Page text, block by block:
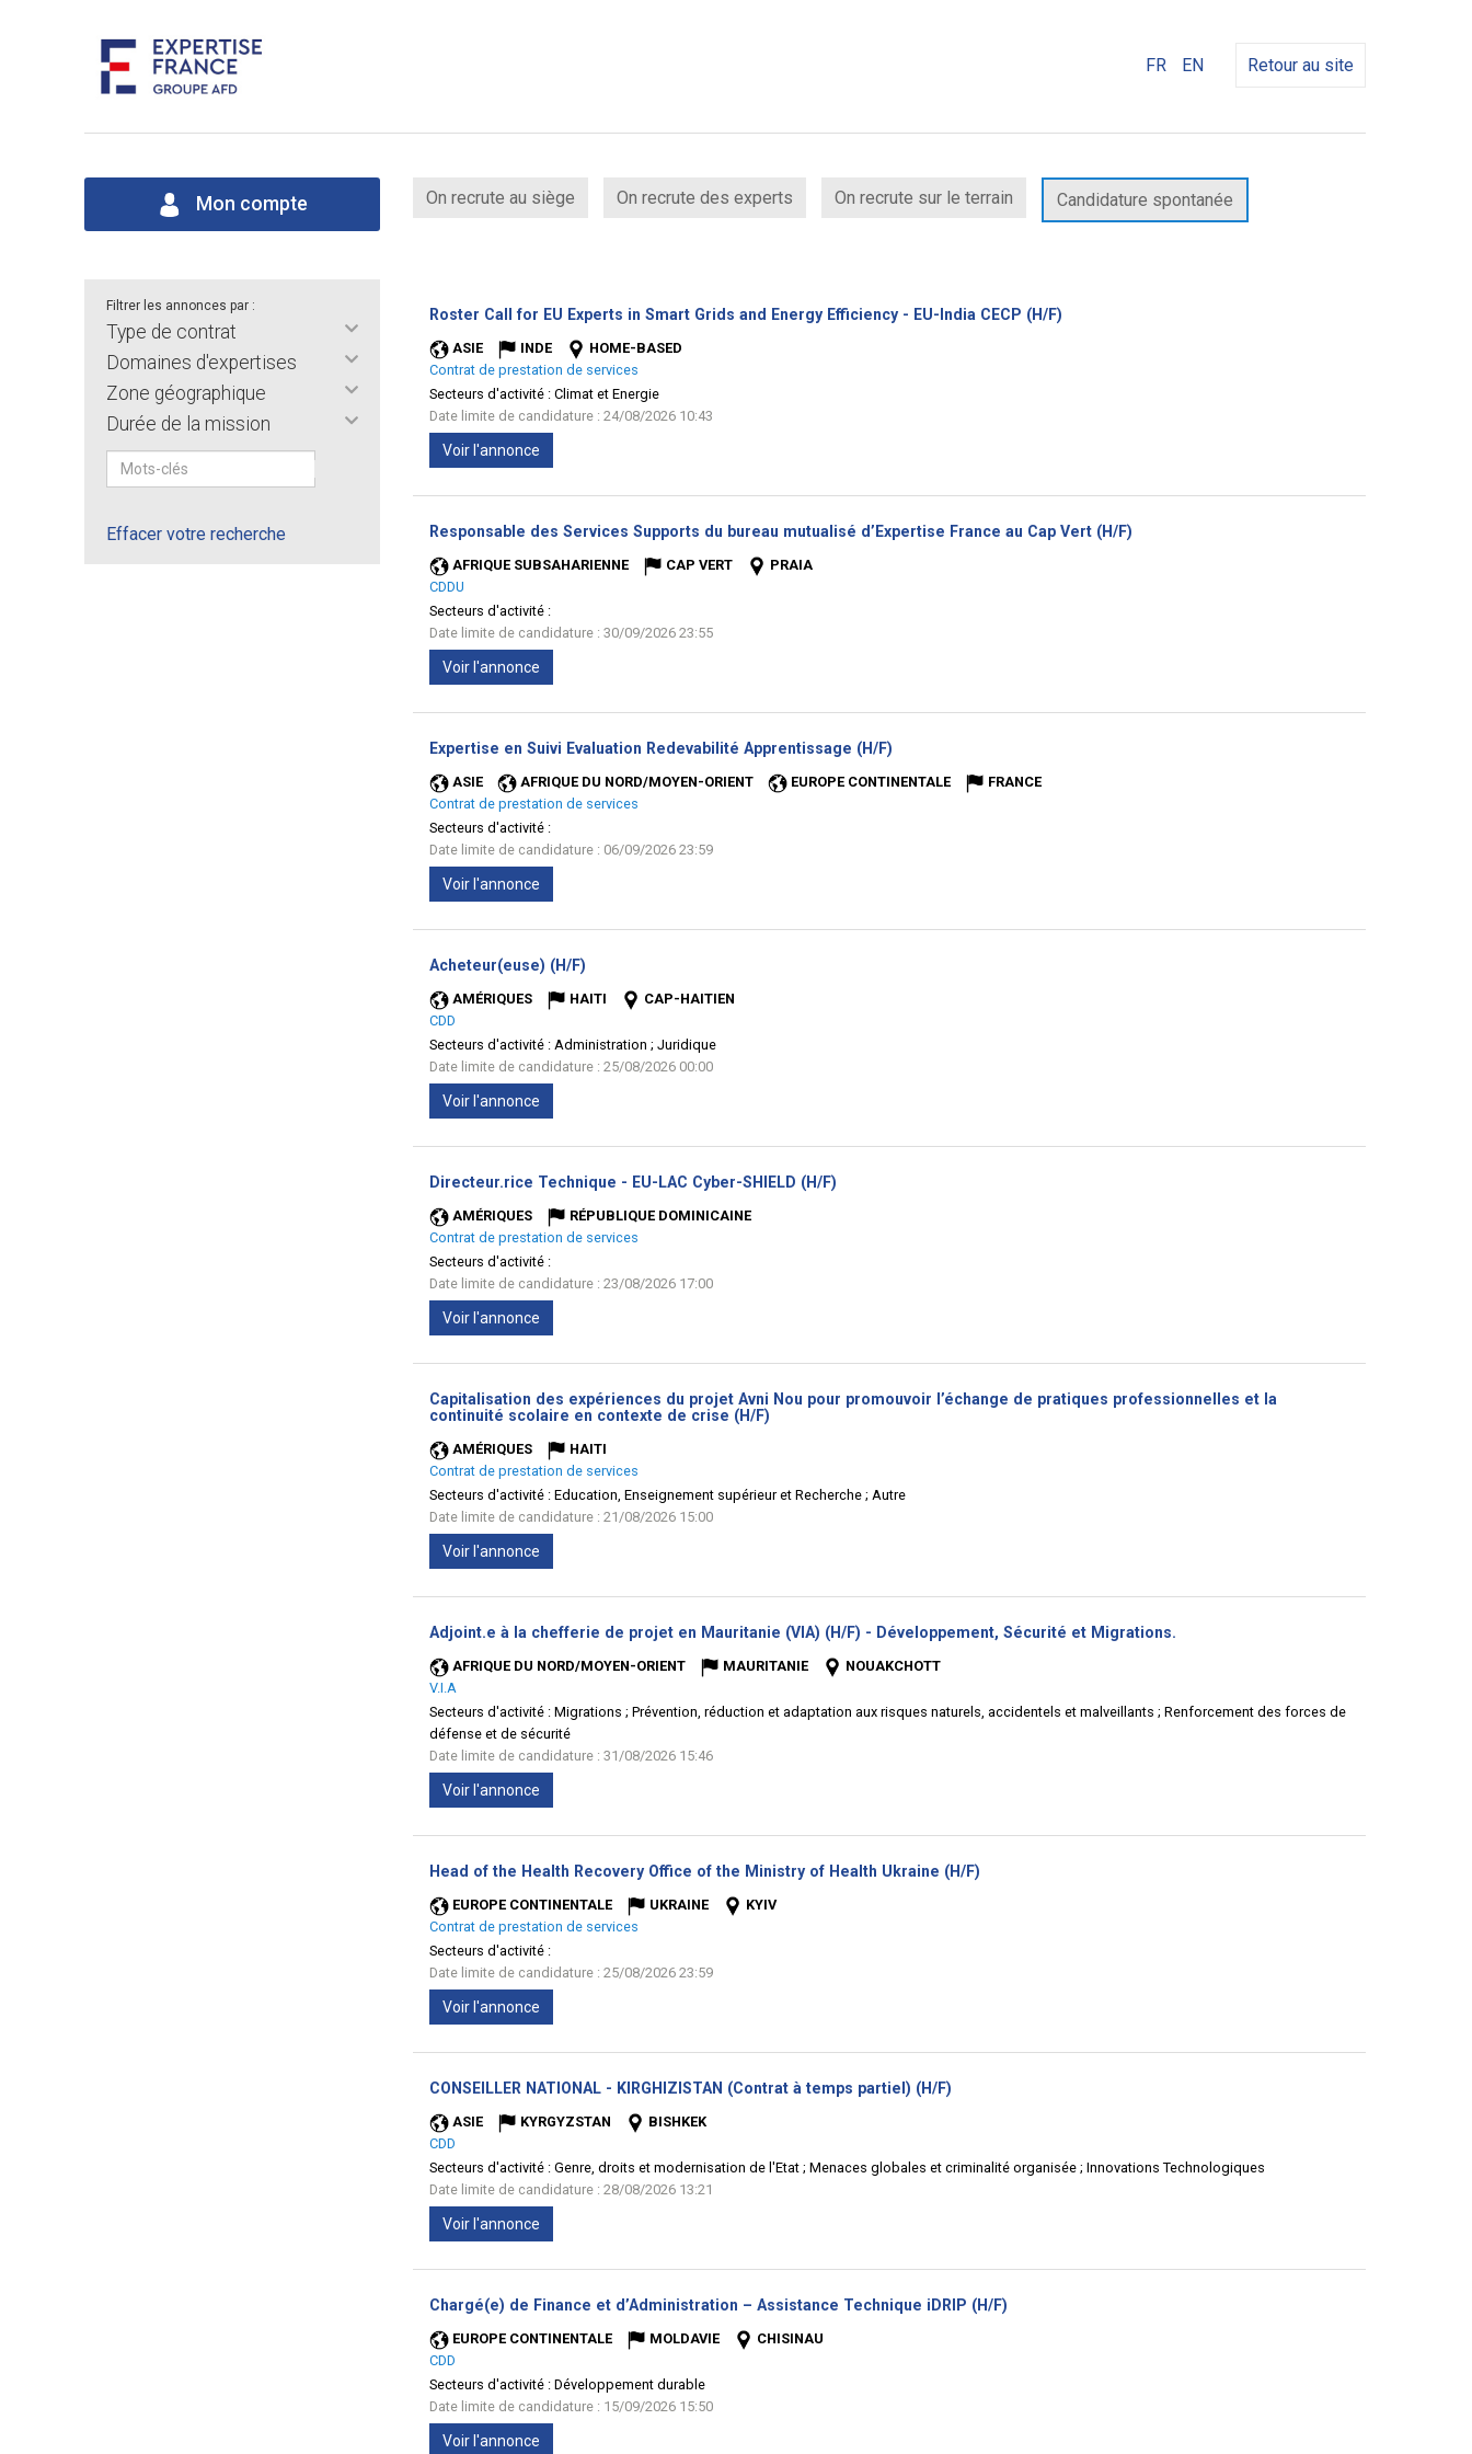
FR EN Retour au site
Mon compte On recrute au siège On recrute des experts On recrute sur le terrain Candidature spontanée
Filtrer les annonces par :
Type de contrat
Domaines d'expertises
Zone géographique
Durée de la mission
Effacer votre recherche
Roster Call for EU Experts in Smart Grids and Energy Efficiency - EU-India CECP (H/F)
ASIE INDE
HOME-BASED
Contrat de prestation de services
Secteurs d'activité : Climat et Energie
Date limite de candidature : 24/08/2026 10:43
Voir l'annonce
Responsable des Services Supports du bureau mutualisé d’Expertise France au Cap Vert (H/F)
AFRIQUE SUBSAHARIENNE CAP VERT
PRAIA
CDDU
Secteurs d'activité :
Date limite de candidature : 30/09/2026 23:55
Voir l'annonce
Expertise en Suivi Evaluation Redevabilité Apprentissage (H/F)
ASIE AFRIQUE DU NORD/MOYEN-ORIENT EUROPE CONTINENTALE
FRANCE
Contrat de prestation de services
Secteurs d'activité :
Date limite de candidature : 06/09/2026 23:59
Voir l'annonce
Acheteur(euse) (H/F)
AMÉRIQUES HAITI
CAP-HAITIEN
CDD
Secteurs d'activité : Administration ; Juridique
Date limite de candidature : 25/08/2026 00:00
Voir l'annonce
Directeur.rice Technique - EU-LAC Cyber-SHIELD (H/F)
AMÉRIQUES
RÉPUBLIQUE DOMINICAINE
Contrat de prestation de services
Secteurs d'activité :
Date limite de candidature : 23/08/2026 17:00
Voir l'annonce
Capitalisation des expériences du projet Avni Nou pour promouvoir l’échange de pratiques professionnelles et la
continuité scolaire en contexte de crise (H/F)
AMÉRIQUES
HAITI
Contrat de prestation de services
Secteurs d'activité : Education, Enseignement supérieur et Recherche ; Autre
Date limite de candidature : 21/08/2026 15:00
Voir l'annonce
Adjoint.e à la chefferie de projet en Mauritanie (VIA) (H/F) - Développement, Sécurité et Migrations.
AFRIQUE DU NORD/MOYEN-ORIENT MAURITANIE
NOUAKCHOTT
V.I.A
Secteurs d'activité : Migrations ; Prévention, réduction et adaptation aux risques naturels, accidentels et malveillants ; Renforcement des forces de
défense et de sécurité
Date limite de candidature : 31/08/2026 15:46
Voir l'annonce
Head of the Health Recovery Office of the Ministry of Health Ukraine (H/F)
EUROPE CONTINENTALE UKRAINE
KYIV
Contrat de prestation de services
Secteurs d'activité :
Date limite de candidature : 25/08/2026 23:59
Voir l'annonce
CONSEILLER NATIONAL - KIRGHIZISTAN (Contrat à temps partiel) (H/F)
ASIE KYRGYZSTAN
BISHKEK
CDD
Secteurs d'activité : Genre, droits et modernisation de l'Etat ; Menaces globales et criminalité organisée ; Innovations Technologiques
Date limite de candidature : 28/08/2026 13:21
Voir l'annonce
Chargé(e) de Finance et d’Administration – Assistance Technique iDRIP (H/F)
EUROPE CONTINENTALE MOLDAVIE
CHISINAU
CDD
Secteurs d'activité : Développement durable
Date limite de candidature : 15/09/2026 15:50
Voir l'annonce